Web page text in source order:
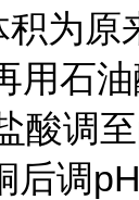
为原
用石
酸调
后调